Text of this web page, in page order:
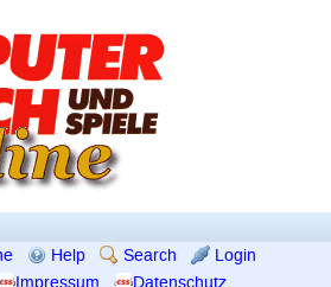
Help Search
Login
Impressum Datenschutz